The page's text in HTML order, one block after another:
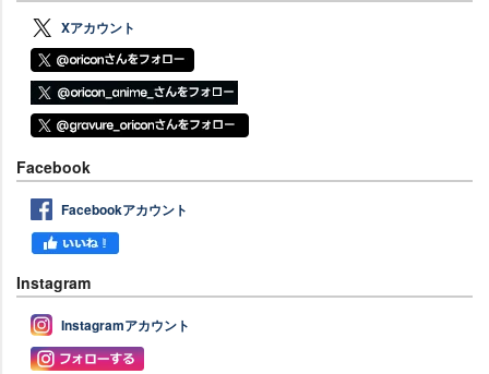
Xアカウント
Facebook
Facebookアカウント
Instagram
Instagramアカウント